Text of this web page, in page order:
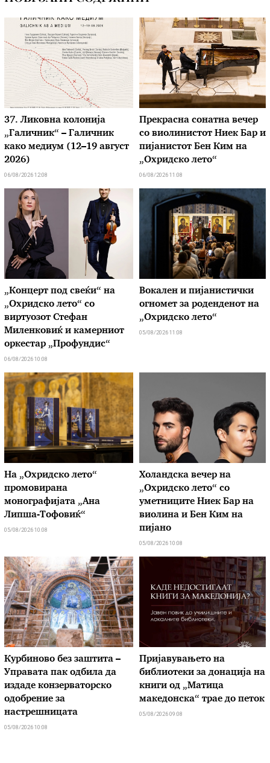
37. Ликовна колонија
„Галичник“ – Галичник
како медиум (12–19 август
2026)
06/08/2026 12:08
Прекрасна сонатна вечер
со виолинистот Ниек Бар и
пијанистот Бен Ким на
„Охридско лето“
06/08/2026 11:08
„Концерт под свеќи“ на
„Охридско лето“ со
виртуозот Стефан
Миленковиќ и камерниот
оркестар „Профундис“
06/08/2026 10:08
Вокален и пијанистички
огномет за роденденот на
„Охридско лето“
05/08/2026 11:08
На „Охридско лето“
промовирана
монографијата „Ана
Липша-Тофовиќ“
05/08/2026 10:08
Холандска вечер на
„Охридско лето“ со
уметниците Ниек Бар на
виолина и Бен Ким на
пијано
05/08/2026 10:08
Курбиново без заштита –
Управата пак одбила да
издаде конзерваторско
одобрение за
настрешницата
05/08/2026 10:08
Пријавувањето на
библиотеки за донација на
книги од „Матица
македонска“ трае до петок
05/08/2026 09:08